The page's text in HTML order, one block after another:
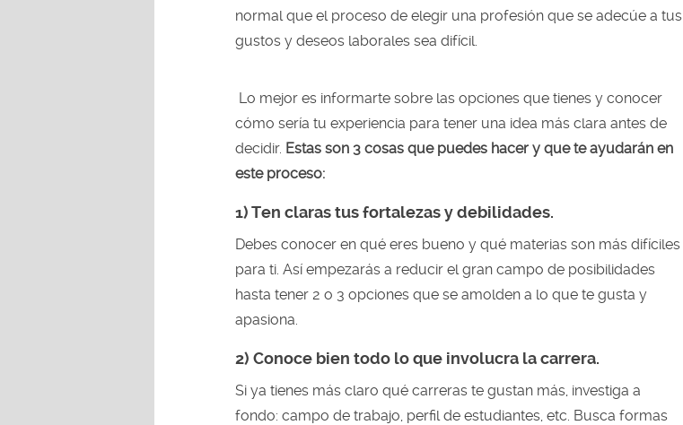
normal que el proceso de elegir una profesión que se adecúe a tus
gustos y deseos laborales sea difícil.
Lo mejor es informarte sobre las opciones que tienes y conocer
cómo sería tu experiencia para tener una idea más clara antes de
decidir. Estas son 3 cosas que puedes hacer y que te ayudarán en
este proceso:
1) Ten claras tus fortalezas y debilidades.
Debes conocer en qué eres bueno y qué materias son más difíciles
para ti. Así empezarás a reducir el gran campo de posibilidades
hasta tener 2 o 3 opciones que se amolden a lo que te gusta y
apasiona.
2) Conoce bien todo lo que involucra la carrera.
Si ya tienes más claro qué carreras te gustan más, investiga a
fondo: campo de trabajo, perfil de estudiantes, etc. Busca formas